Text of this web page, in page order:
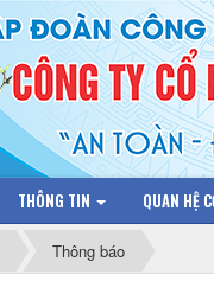
THÔNG TIN QUAN HỆ
Thông báo